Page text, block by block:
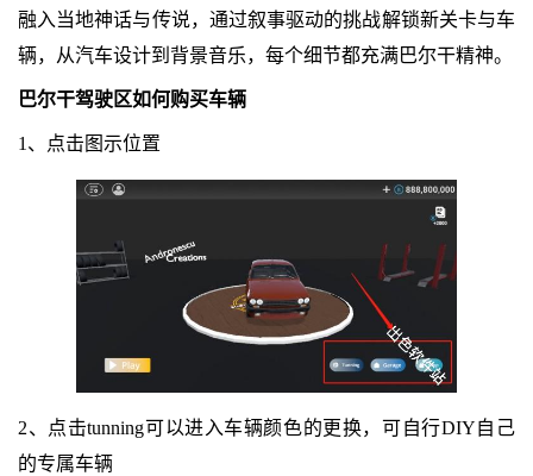
融入当地神话与传说，通过叙事驱动的挑战解锁新关卡与车
辆，从汽车设计到背景音乐，每个细节都充满巴尔干精神。
巴尔干驾驶区如何购买车辆
1、点击图示位置
2、点击tunning可以进入车辆颜色的更换，可自行DIY自己
的专属车辆